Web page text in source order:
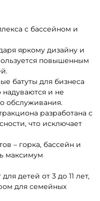
с бассейном и
яркому дизайну и
повышенным
батуты для бизнеса
надуваются и не
обслуживания.
разработана с
что исключает
– горка, бассейн и
максимум
детей от 3 до 11 лет,
для семейных